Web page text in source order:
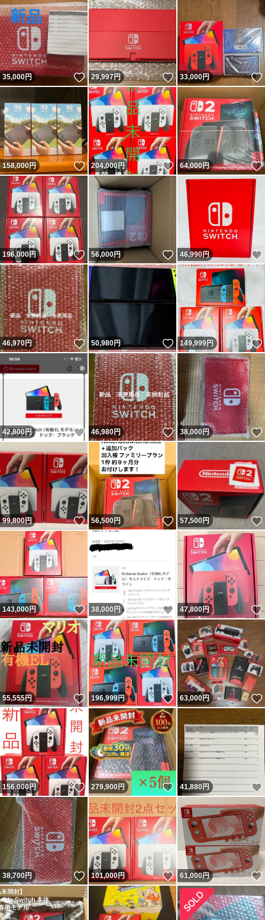
35,000円 いいね！
29,997円 いいね！
33,000円
158,000円 いいね！
204,000円 いいね！
64,000円
196,000円 いいね！
56,000円 いいね！
46,990円
46,970円 いいね！
50,980円 いいね！
149,999円
42,800円 いいね！
46,980円 いいね！
38,000円
99,800円 いいね！
56,500円 いいね！
57,500円
143,000円 いいね！
38,000 円 いいね！
47,800円
55,555円 いいね！
196,999円 いいね！
63,000円
156,000円 いいね！
279,900円 いいね！
41,880円
38,700円 いいね！
101,000円 いいね！
61,000円